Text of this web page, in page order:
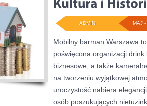
MAJ -
ADMIN
Mobilny barman Warszawa
poświęcona organizacji
biznesowe, a także
na tworzeniu wyjątkowej
uroczystość nabiera
osób poszukujących